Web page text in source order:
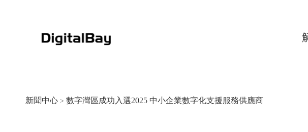
新聞中心 > 數字灣區成功入選2025 中小企業數字化支援服務供應商